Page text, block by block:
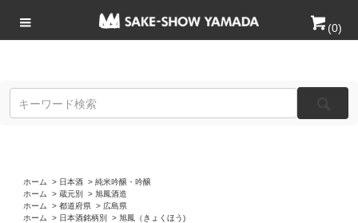
(0)
ホーム > 日本酒 > 純米吟醸・吟醸
ホーム
> 蔵元別 > 旭鳳酒造
ホーム
> 都道府県 > 広島県
ホーム
> 日本酒銘柄別 > 旭鳳（きょくほう)